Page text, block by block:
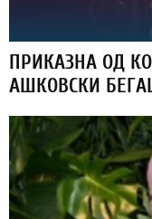
ПРИКАЗНА ОД
АШКОВСКИ